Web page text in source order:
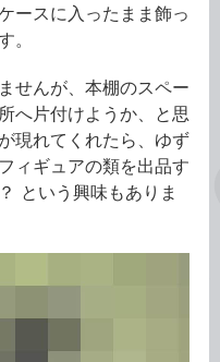
ースに入ったまま飾っ
。
せんが、本棚のスペー
へ片付けようか、と思
現れてくれたら、ゆず
ィギュアの類を出品す
という興味もありま